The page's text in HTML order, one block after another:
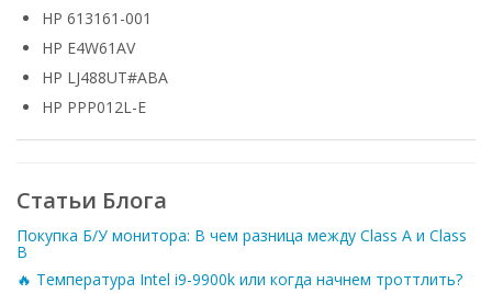
HP 613161-001
HP E4W61AV
HP LJ488UT#ABA
HP PPP012L-E
Статьи Блога
Покупка Б/У монитора: В чем разница между Class A и Class
B
🔥 Температура Intel i9-9900k или когда начнем троттлить?